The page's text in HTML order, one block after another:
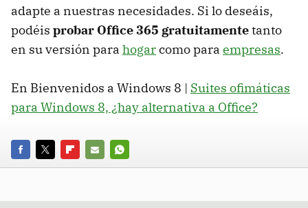
adapte a nuestras necesidades. Si lo deseáis,
podéis probar Office 365 gratuitamentetanto
en su versión para hogarcomo para empresas.
En Bienvenidos a Windows 8 | Suites ofimáticas
para Windows 8, ¿hay alternativa a Office?
FACEBOOK
TWITTERFLIPBOARD
E-
WHATSAPP